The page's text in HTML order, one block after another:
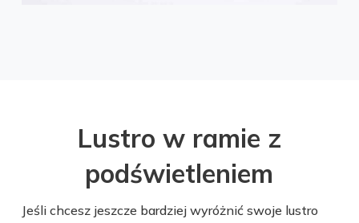
Lustro w ramie z
podświetleniem
Jeśli chcesz jeszcze bardziej wyróżnić swoje lustro